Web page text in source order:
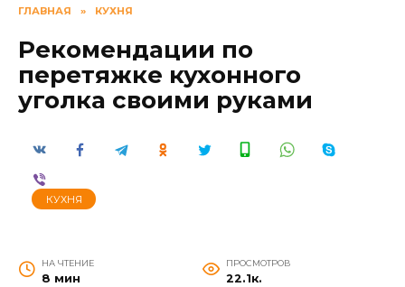
ГЛАВНАЯ » КУХНЯ
Рекомендации по
перетяжке кухонного
уголка своими руками
КУХНЯ
НА ЧТЕНИЕ
8 мин
ПРОСМОТРОВ
22.1к.